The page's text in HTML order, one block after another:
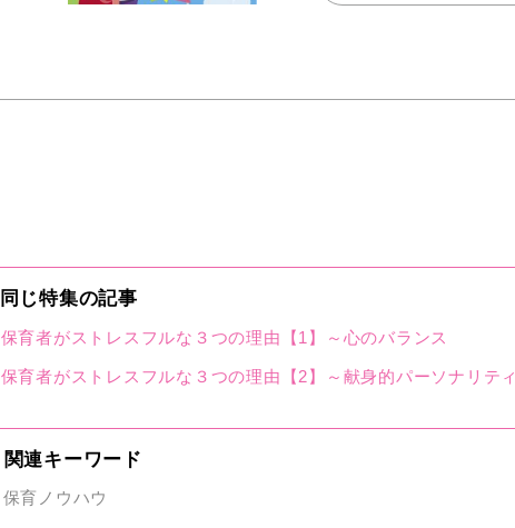
同じ特集の記事
保育者がストレスフルな３つの理由【1】～心のバランス
保育者がストレスフルな３つの理由【2】～献身的パーソナリティ
関連キーワード
保育ノウハウ